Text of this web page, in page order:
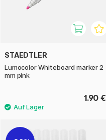
STAEDTLER
Lumocolor Whiteboard marker 2
mm pink
1.90 €